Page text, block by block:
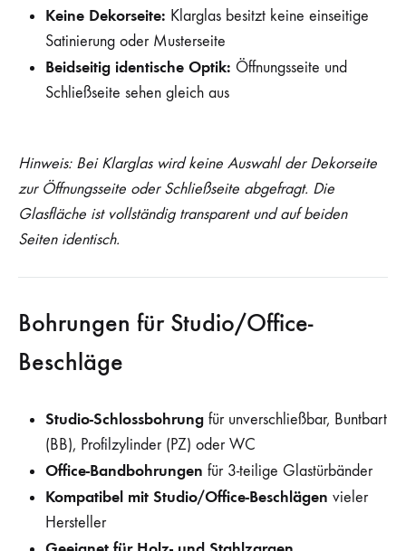
Keine Dekorseite: Klarglas besitzt keine einseitige
Satinierung oder Musterseite
Beidseitig identische Optik: Öffnungsseite und
Schließseite sehen gleich aus
Hinweis: Bei Klarglas wird keine Auswahl der Dekorseite
zur Öffnungsseite oder Schließseite abgefragt. Die
Glasfläche ist vollständig transparent und auf beiden
Seiten identisch.
Bohrungen für Studio/Office-
Beschläge
Studio-Schlossbohrung für unverschließbar, Buntbart
(BB), Profilzylinder (PZ) oder WC
Office-Bandbohrungen für 3-teilige Glastürbänder
Kompatibel mit Studio/Office-Beschlägen vieler
Hersteller